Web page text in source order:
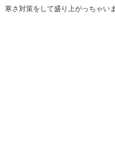
寒さ対策をして盛り上がっちゃい